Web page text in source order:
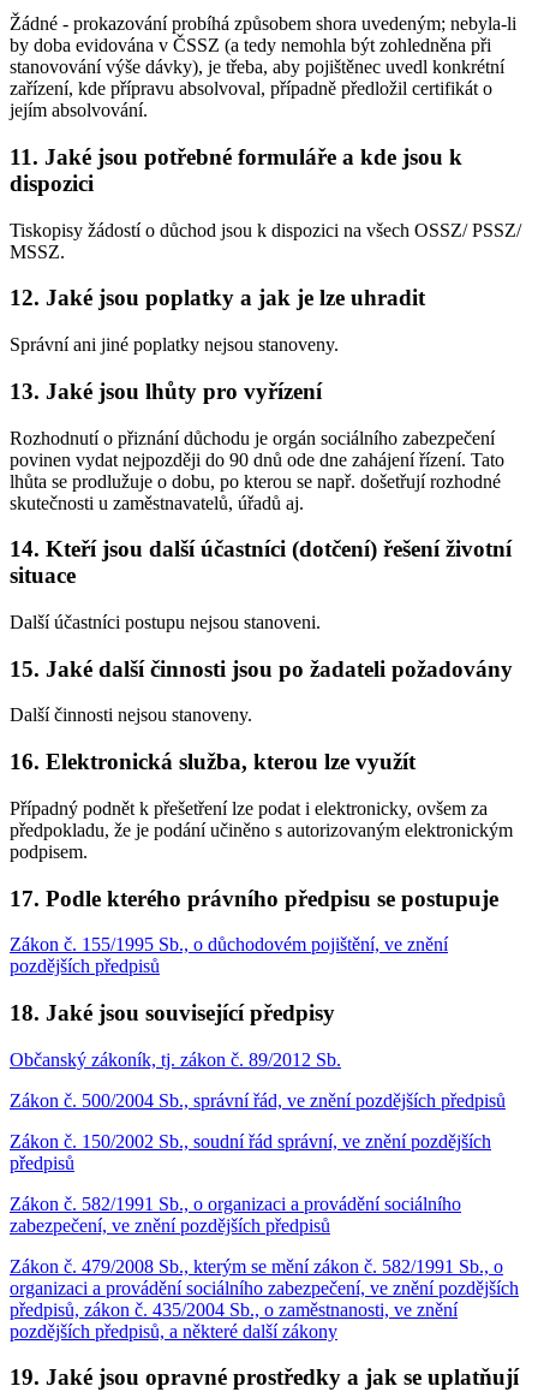
Žádné - prokazování probíhá způsobem shora uvedeným; nebyla-li
by doba evidována v ČSSZ (a tedy nemohla být zohledněna při
stanovování výše dávky), je třeba, aby pojištěnec uvedl konkrétní
zařízení, kde přípravu absolvoval, případně předložil certifikát o
jejím absolvování.
11. Jaké jsou potřebné formuláře a kde jsou k
dispozici
Tiskopisy žádostí o důchod jsou k dispozici na všech OSSZ/ PSSZ/
MSSZ.
12. Jaké jsou poplatky a jak je lze uhradit
Správní ani jiné poplatky nejsou stanoveny.
13. Jaké jsou lhůty pro vyřízení
Rozhodnutí o přiznání důchodu je orgán sociálního zabezpečení
povinen vydat nejpozději do 90 dnů ode dne zahájení řízení. Tato
lhůta se prodlužuje o dobu, po kterou se např. došetřují rozhodné
skutečnosti u zaměstnavatelů, úřadů aj.
14. Kteří jsou další účastníci (dotčení) řešení životní
situace
Další účastníci postupu nejsou stanoveni.
15. Jaké další činnosti jsou po žadateli požadovány
Další činnosti nejsou stanoveny.
16. Elektronická služba, kterou lze využít
Případný podnět k přešetření lze podat i elektronicky, ovšem za
předpokladu, že je podání učiněno s autorizovaným elektronickým
podpisem.
17. Podle kterého právního předpisu se postupuje
Zákon č. 155/1995 Sb., o důchodovém pojištění, ve znění
pozdějších předpisů
18. Jaké jsou související předpisy
Občanský zákoník, tj. zákon č. 89/2012 Sb.
Zákon č. 500/2004 Sb., správní řád, ve znění pozdějších předpisů
Zákon č. 150/2002 Sb., soudní řád správní, ve znění pozdějších
předpisů
Zákon č. 582/1991 Sb., o organizaci a provádění sociálního
zabezpečení, ve znění pozdějších předpisů
Zákon č. 479/2008 Sb., kterým se mění zákon č. 582/1991 Sb., o
organizaci a provádění sociálního zabezpečení, ve znění pozdějších
předpisů, zákon č. 435/2004 Sb., o zaměstnanosti, ve znění
pozdějších předpisů, a některé další zákony
19. Jaké jsou opravné prostředky a jak se uplatňují